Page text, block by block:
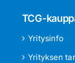
TCG-
Yritysinfo
Yrityksen